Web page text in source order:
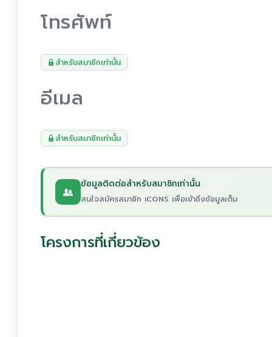
โทรศัพท์
สำหรับสมาชิกเท่านั้น
อีเมล
สำหรับสมาชิกเท่านั้น
ข้อมูลติดต่อสำหรับสมาชิกเท่านั้น
สนใจสมัครสมาชิก iCONS เพื่อเข้าถึงข้อมูลเต็ม
โครงการที่เกี่ยวข้อง